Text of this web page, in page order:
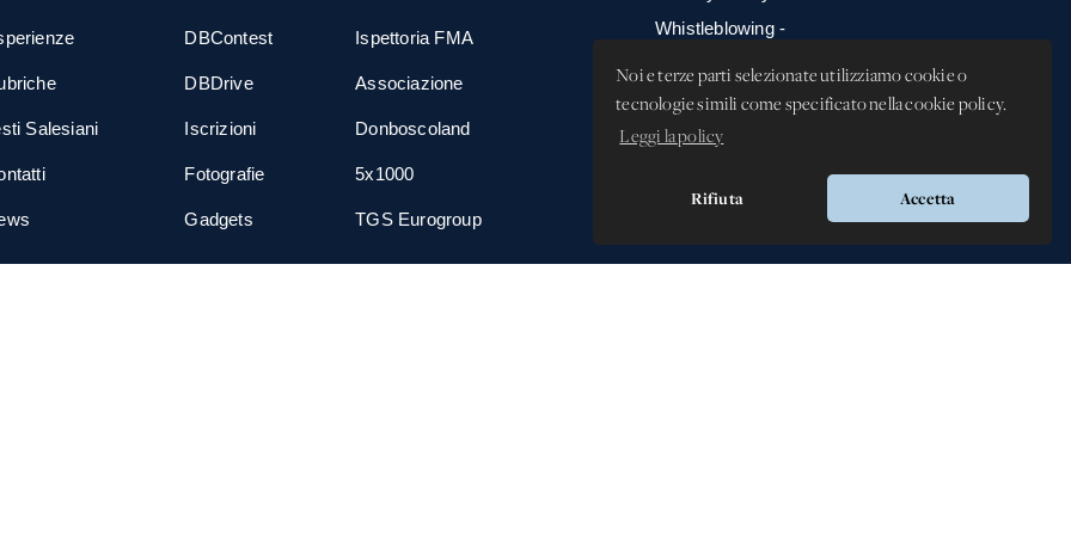
Noi e terze parti selezionate utilizziamo cookie o
tecnologie simili come specificato nella cookie policy.
Leggi la policy
Rifiuta Accetta
Salesiani
DBContest
DBDrive
Iscrizioni
Fotografie
Gadgets
Ispettoria FMA
Associazione
Donboscoland
5x1000
TGS Eurogroup
Whistleblowing -